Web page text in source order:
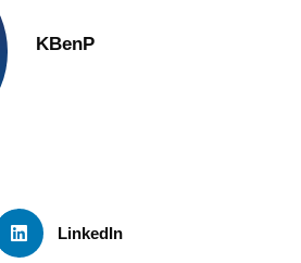
KBenP
LinkedIn